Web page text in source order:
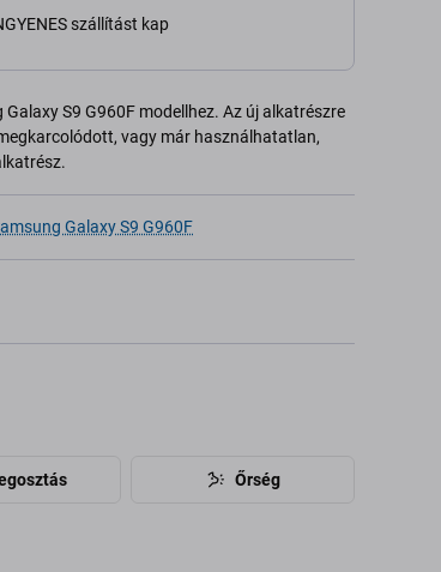
szállítást kap
S9 G960F modellhez. Az új alkatrészre
vagy már használhatatlan,
Galaxy S9 G960F
Őrség